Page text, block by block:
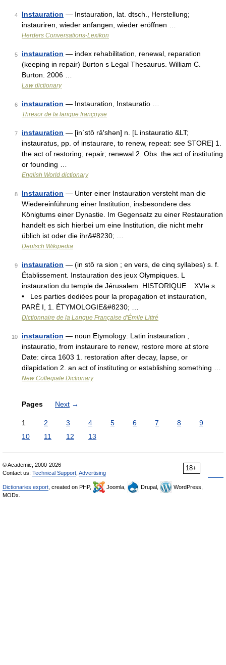
4 Instauration — Instauration, lat. dtsch., Herstellung;
instauriren, wieder anfangen, wieder eröffnen …
Herders Conversations-Lexikon
5 instauration — index rehabilitation, renewal, reparation
(keeping in repair) Burton s Legal Thesaurus. William C.
Burton. 2006 …
Law dictionary
6 instauration — Instauration, Instauratio …
Thresor de la langue françoyse
7 instauration — [in΄stô rā′shən] n. [L instauratio &LT;
instauratus, pp. of instaurare, to renew, repeat: see STORE] 1.
the act of restoring; repair; renewal 2. Obs. the act of instituting
or founding …
English World dictionary
8 Instauration — Unter einer Instauration versteht man die
Wiedereinführung einer Institution, insbesondere des
Königtums einer Dynastie. Im Gegensatz zu einer Restauration
handelt es sich hierbei um eine Institution, die nicht mehr
üblich ist oder die ihr&#8230; …
Deutsch Wikipedia
9 instauration — (in stô ra sion ; en vers, de cinq syllabes) s. f.
Établissement. Instauration des jeux Olympiques. L
instauration du temple de Jérusalem. HISTORIQUE XVIe s.
• Les parties dediées pour la propagation et instauration,
PARÉ I, 1. ÉTYMOLOGIE&#8230; …
Dictionnaire de la Langue Française d'Émile Littré
10 instauration — noun Etymology: Latin instauration ,
instauratio, from instaurare to renew, restore more at store
Date: circa 1603 1. restoration after decay, lapse, or
dilapidation 2. an act of instituting or establishing something …
New Collegiate Dictionary
Pages Next →
1 2 3 4 5 6 7 8
9
10
11 12 13
18+
© Academic, 2000-2026
Contact us: Technical Support Advertising
Dictionaries export , created on PHP, Joomla, Drupal,
WordPress,
MODx.